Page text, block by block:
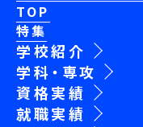
TOP
特集
学校紹介
学科・専攻
資格実績
就職実績